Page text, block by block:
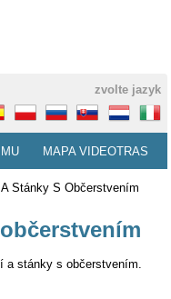
zvolte jazyk
MAPA VIDEOTRAS
A Stánky S Občerstvením
a stánky s občerstvením.